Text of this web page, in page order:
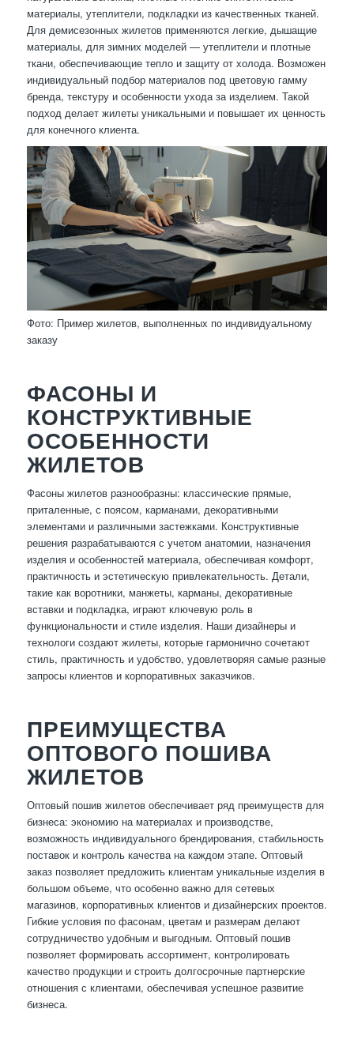
материалы, утеплители, подкладки из качественных тканей.
Для демисезонных жилетов применяются легкие, дышащие
материалы, для зимних моделей — утеплители и плотные
ткани, обеспечивающие тепло и защиту от холода. Возможен
индивидуальный подбор материалов под цветовую гамму
бренда, текстуру и особенности ухода за изделием. Такой
подход делает жилеты уникальными и повышает их ценность
для конечного клиента.
Фото: Пример жилетов, выполненных по индивидуальному
заказу
ФАСОНЫ И
КОНСТРУКТИВНЫЕ
ОСОБЕННОСТИ
ЖИЛЕТОВ
Фасоны жилетов разнообразны: классические прямые,
приталенные, с поясом, карманами, декоративными
элементами и различными застежками. Конструктивные
решения разрабатываются с учетом анатомии, назначения
изделия и особенностей материала, обеспечивая комфорт,
практичность и эстетическую привлекательность. Детали,
такие как воротники, манжеты, карманы, декоративные
вставки и подкладка, играют ключевую роль в
функциональности и стиле изделия. Наши дизайнеры и
технологи создают жилеты, которые гармонично сочетают
стиль, практичность и удобство, удовлетворяя самые разные
запросы клиентов и корпоративных заказчиков.
ПРЕИМУЩЕСТВА
ОПТОВОГО ПОШИВА
ЖИЛЕТОВ
Оптовый пошив жилетов обеспечивает ряд преимуществ для
бизнеса: экономию на материалах и производстве,
возможность индивидуального брендирования, стабильность
поставок и контроль качества на каждом этапе. Оптовый
заказ позволяет предложить клиентам уникальные изделия в
большом объеме, что особенно важно для сетевых
магазинов, корпоративных клиентов и дизайнерских проектов.
Гибкие условия по фасонам, цветам и размерам делают
сотрудничество удобным и выгодным. Оптовый пошив
позволяет формировать ассортимент, контролировать
качество продукции и строить долгосрочные партнерские
отношения с клиентами, обеспечивая успешное развитие
бизнеса.